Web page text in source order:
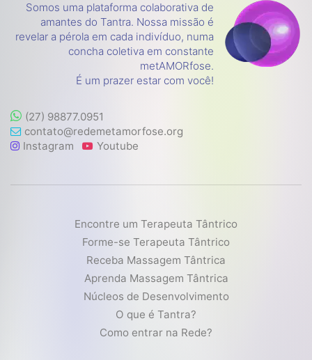
Somos uma plataforma colaborativa de
amantes do Tantra. Nossa missão é
revelar a pérola em cada indivíduo, numa
concha coletiva em constante
metAMORfose.
É um prazer estar com você!
(27) 98877.0951
contato@redemetamorfose.org
Instagram
Youtube
Encontre um Terapeuta Tântrico
Forme-se Terapeuta Tântrico
Receba Massagem Tântrica
Aprenda Massagem Tântrica
Núcleos de Desenvolvimento
O que é Tantra?
Como entrar na Rede?